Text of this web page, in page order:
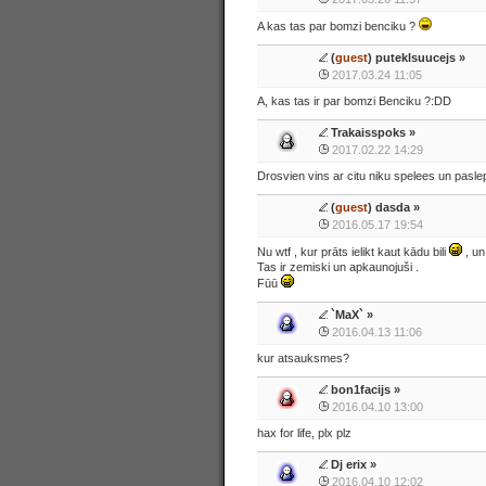
A kas tas par bomzi benciku ?
(guest) puteklsuucejs »
2017.03.24 11:05
A, kas tas ir par bomzi Benciku ?:DD
Trakaisspoks »
2017.02.22 14:29
Drosvien vins ar citu niku spelees un
(guest) dasda »
2016.05.17 19:54
Nu wtf , kur prāts ielikt kaut kādu bili
,
Tas ir zemiski un apkaunojuši .
Fūū
`MaX` »
2016.04.13 11:06
kur atsauksmes?
bon1facijs »
2016.04.10 13:00
hax for life, plx plz
Dj erix »
2016.04.10 12:02